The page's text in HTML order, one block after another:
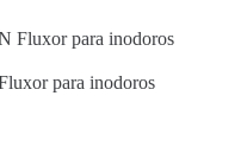
para inodoros